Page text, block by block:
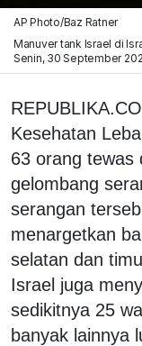
AP Photo/Baz Ratner
Manuver tank Israel di
Senin, 30 September
Kesehatan
63 orang tewas
gelombang
serangan
menargetkan
selatan dan
Israel juga
sedikitnya 25
banyak lainnya